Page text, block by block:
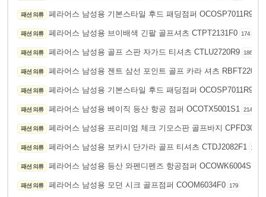
패션 의류 페라어스 남성용 기본스타일 후드 패딩점퍼 OCOSP7011R9
패션 의류 페라어스 남성용 브이배색 긴팔 골프셔츠 CTPT2131F0 174
패션 의류 페라어스 남성용 골프 스판 자가드 티셔츠 CTLU2720R9 186
패션 의류 페라어스 남성용 젠트 삼선 포인트 골프 카라 셔츠
패션 의류 페라어스 남성용 기본스타일 후드 패딩점퍼 OCOSP7011R9
패션 의류 페라어스 남성용 베이직 등산 항공 점퍼 OCOTX5001S1 214
패션 의류 페라어스 남성용 프리미엄 체크 기모스판 골프바지
패션 의류 페라어스 남성용 보카시 단가라 골프 티셔츠 CTDJ2082F1 197
패션 의류 페라어스 남성용 등산 와펜디펜즈 항공점퍼 OCOWK6004S1
패션 의류 페라어스 남성용 모던 시크 골프점퍼 COOM6034F0 179